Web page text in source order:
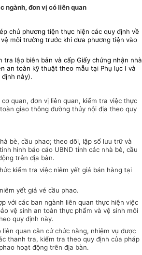
ngành, đơn vị có liên quan
chủ phương tiện thực hiện các quy định về
môi trường trước khi đưa phương tiện vào
tra lập biên bản và cấp Giấy chứng nhận nhà
an toàn kỹ thuật theo mẫu tại Phụ lục I và
định này).
quan, đơn vị liên quan, kiểm tra việc thực
giao thông đường thủy nội địa theo quy
bè, cầu phao; theo dõi, lập sổ lưu trữ và
hình báo cáo UBND tỉnh các nhà bè, cầu
trên địa bàn.
kiểm tra việc niêm yết giá bán hàng tại
yết giá vé cầu phao.
với các ban ngành liên quan thực hiện việc
vệ sinh an toàn thực phẩm và vệ sinh môi
quy định này.
liên quan căn cứ chức năng, nhiệm vụ được
thanh tra, kiểm tra theo quy định của pháp
hoạt động trên địa bàn.